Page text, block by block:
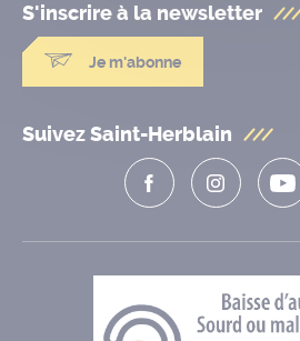
S'inscrire à la newsletter
Je m'abonne
Suivez Saint-Herblain